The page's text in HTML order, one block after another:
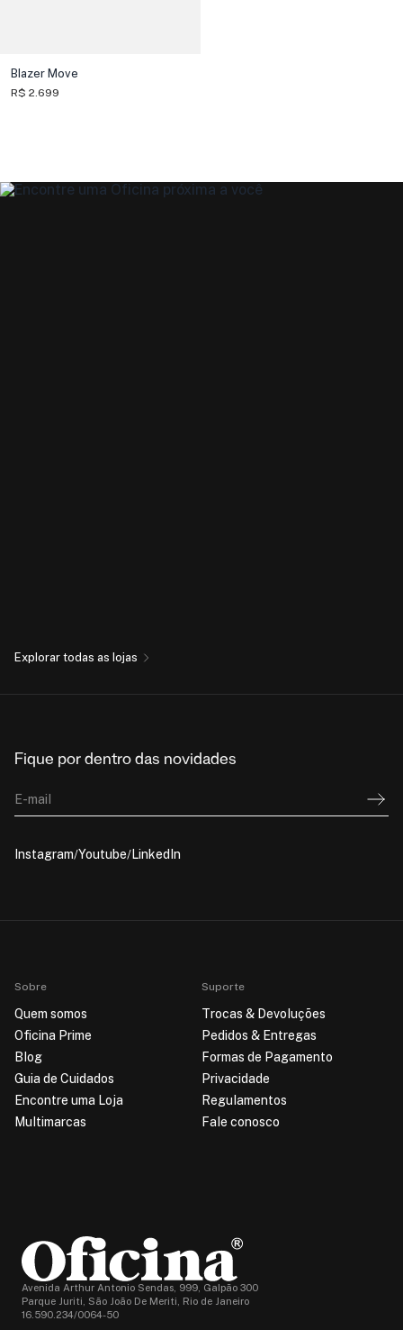
Blazer Move
R$ 2.699
Explorar todas as lojas
Fique por dentro das novidades
E-mail
Instagram Youtube LinkedIn
Sobre
Quem somos
Oficina Prime
Blog
Guia de Cuidados
Encontre uma Loja
Multimarcas
Suporte
Trocas & Devoluções
Pedidos & Entregas
Formas de Pagamento
Privacidade
Regulamentos
Fale conosco
Avenida Arthur Antonio Sendas, 999, Galpão 300
Parque Juriti, São João De Meriti, Rio de Janeiro
16.590.234/0064-50